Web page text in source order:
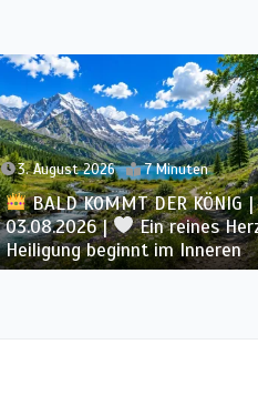
2. August 2026 6 Minuten
BALD KOMMT DER KÖNIG |
02.08.2026 |
Christus
ähnlicher werden: Verwandlung
von innen heraus